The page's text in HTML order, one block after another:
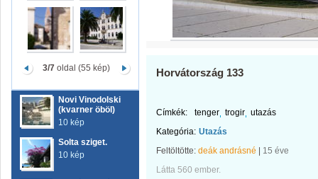
3/7oldal (55 kép)
Novi Vinodolski
(kvarner öböl)
10 kép
Solta sziget.
10 kép
Horvátország 133
Címkék: tenger trogir utazás
Kategória: Utazás
Feltöltötte: deák andrásné
15 éve
Látta 560 ember.